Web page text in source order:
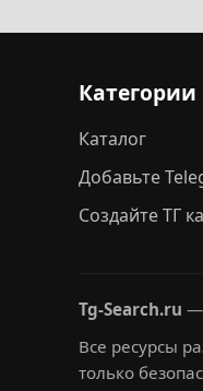
Категории
Каталог
Добавьте
Создайте ТГ
Tg-Search.ru —
Все ресурсы
только